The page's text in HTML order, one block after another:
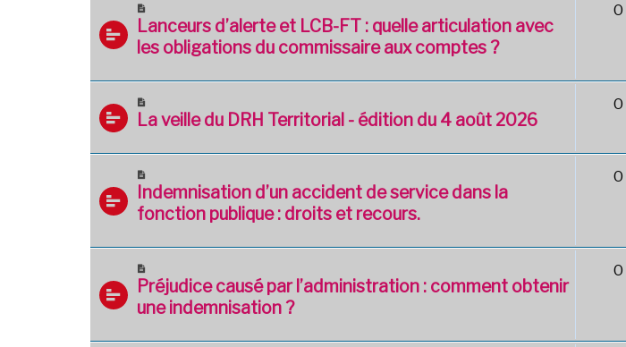
Lanceurs d’alerte et LCB-FT : quelle articulation avec
les obligations du commissaire aux comptes ?
0
La veille du DRH Territorial - édition du 4 août 2026
0
Indemnisation d’un accident de service dans la
fonction publique : droits et recours.
0
Préjudice causé par l’administration : comment obtenir
une indemnisation ?
0